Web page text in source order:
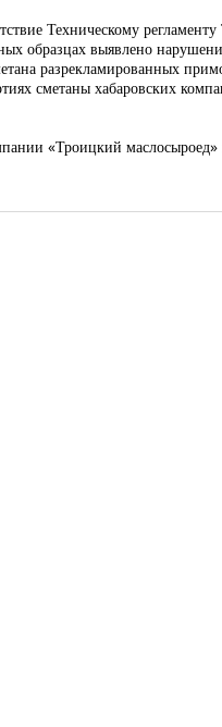
Техническому
образцах выявлено
разрекламированных
сметаны хабаровских
«Троицкий